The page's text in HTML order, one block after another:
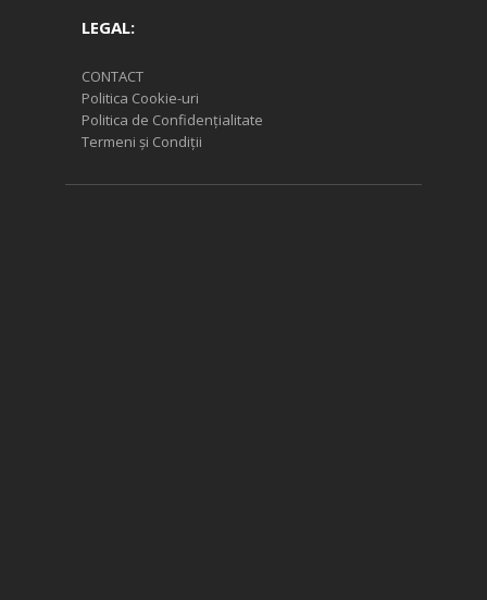
LEGAL:
CONTACT
Politica Cookie-uri
Politica de Confidențialitate
Termeni și Condiții